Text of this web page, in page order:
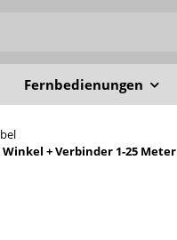
Fernbedienungen
+ Verbinder 1-25 Meter